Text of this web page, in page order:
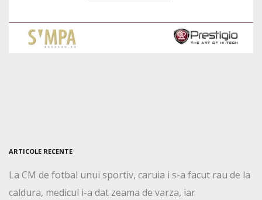
ARTICOLE RECENTE
La CM de fotbal unui sportiv, caruia i s-a facut rau de la
caldura, medicul i-a dat zeama de varza, iar